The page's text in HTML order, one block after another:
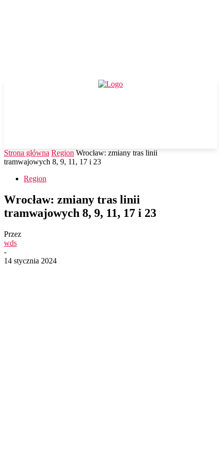
Strona główna Region Wrocław: zmiany tras linii
tramwajowych 8, 9, 11, 17 i 23
Region
Wrocław: zmiany tras linii
tramwajowych 8, 9, 11, 17 i 23
Przez
wds
-
14 stycznia 2024